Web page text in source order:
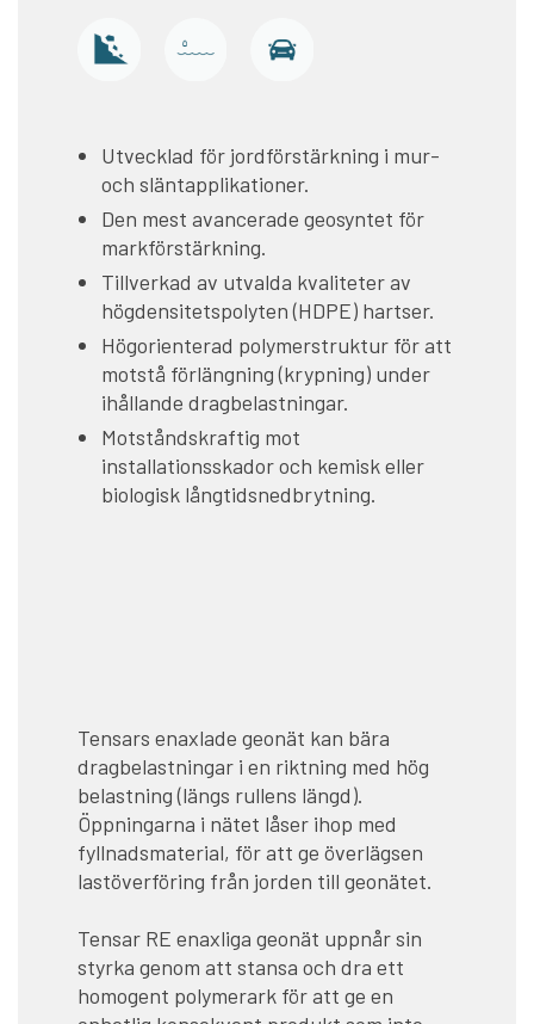
Utvecklad för jordförstärkning i mur-
och släntapplikationer.
Den mest avancerade geosyntet för
markförstärkning.
Tillverkad av utvalda kvaliteter av
högdensitetspolyten (HDPE) hartser.
Högorienterad polymerstruktur för att
motstå förlängning (krypning) under
ihållande dragbelastningar.
Motståndskraftig mot
installationsskador och kemisk eller
biologisk långtidsnedbrytning.
Tensars enaxlade geonät kan bära
dragbelastningar i en riktning med hög
belastning (längs rullens längd).
Öppningarna i nätet låser ihop med
fyllnadsmaterial, för att ge överlägsen
lastöverföring från jorden till geonätet.
Tensar RE enaxliga geonät uppnår sin
styrka genom att stansa och dra ett
homogent polymerark för att ge en